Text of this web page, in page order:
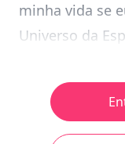
minha vida se
Universo da